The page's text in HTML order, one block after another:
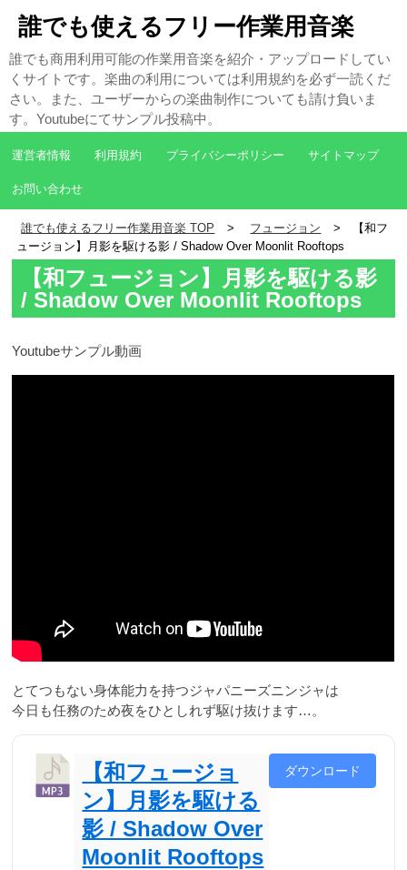
誰でも使えるフリー作業用音楽
誰でも商用利用可能の作業用音楽を紹介・アップロードしてい
くサイトです。楽曲の利用については利用規約を必ず一読くだ
さい。また、ユーザーからの楽曲制作についても請け負いま
す。Youtubeにてサンプル投稿中。
運営者情報 利用規約 プライバシーポリシー サイトマップ
お問い合わせ
誰でも使えるフリー作業用音楽 TOP フュージョン
【和フ
ュージョン】月影を駆ける影 / Shadow Over Moonlit Rooftops
【和フュージョン】月影を駆ける影
/ Shadow Over Moonlit Rooftops
Youtubeサンプル動画
とてつもない身体能力を持つジャパニーズニンジャは
今日も任務のため夜をひとしれず駆け抜けます…。
【和フュージョ
ン】月影を駆ける
影 / Shadow Over
Moonlit Rooftops
ダウンロード